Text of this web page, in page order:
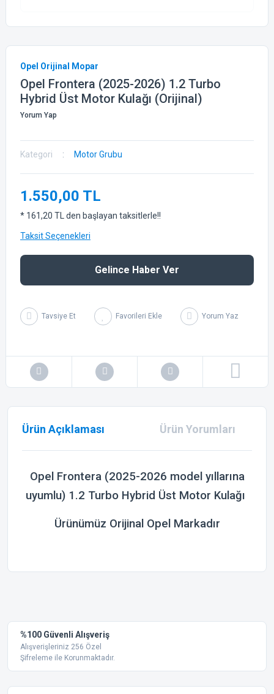
Opel Orijinal Mopar
Opel Frontera (2025-2026) 1.2 Turbo
Hybrid Üst Motor Kulağı (Orijinal)
Yorum Yap
Kategori Motor Grubu
1.550,00 TL
* 161,20 TL den başlayan taksitlerle!!
Taksit Seçenekleri
Gelince Haber Ver
Tavsiye Et Yorum Yaz
Ürün Açıklaması Ürün Yorumları
Opel Frontera (2025-2026 model yıllarına
uyumlu) 1.2 Turbo Hybrid Üst Motor Kulağı
Ürünümüz Orijinal Opel Markadır
Ürün resmi kalitesiz, bozuk veya görüntülenemiyor.
Ürün açıklamasında eksik bilgiler bulunuyor.
%100 Güvenli Alışveriş
Alışverişleriniz 256 Özel
Şifreleme ile Korunmaktadır.